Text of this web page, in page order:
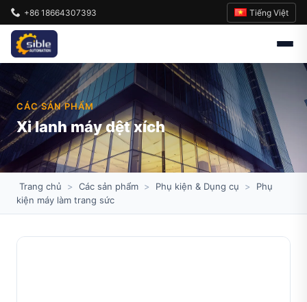
+86 18664307393 Tiếng Việt
CÁC SẢN PHẨM
Xi lanh máy dệt xích
Trang chủ > Các sản phẩm > Phụ kiện & Dụng cụ >
Phụ
kiện máy làm trang sức